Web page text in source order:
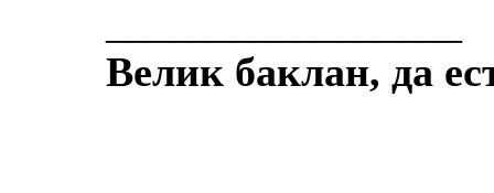
Велик баклан, да